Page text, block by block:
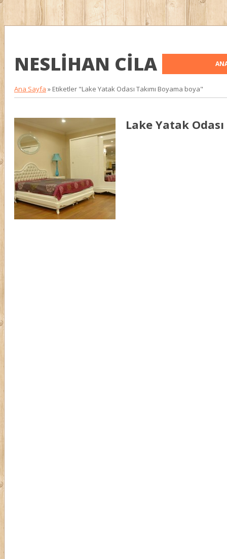
NESLIHAN CILA
Ana Sayfa » Etiketler "Lake Yatak Odası Takımı Boyama boya"
Lake Yatak